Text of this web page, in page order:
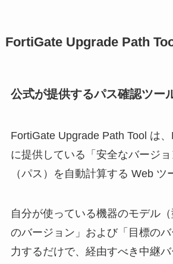
FortiGate Upgrade Path
公式が提供するパス確認ツー
FortiGate Upgrade Path Tool は
に提供している「安全なバージ
（パス）を自動計算する Web ツ
自分が使っている機器のモデル
のバージョン」および「目標の
力するだけで、経由すべき中継